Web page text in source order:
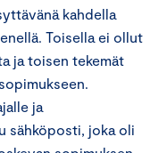
kahdella
Toisella ei ollut
ja toisen tekemät
ja
sähköposti, joka oli